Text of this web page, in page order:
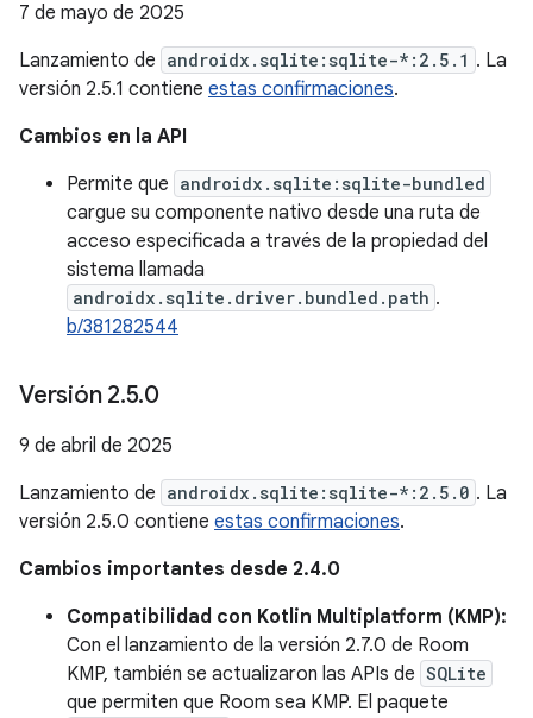
7 de mayo de 2025
Lanzamiento de androidx.sqlite:sqlite-*:2.5.1 . La
versión 2.5.1 contiene estas confirmaciones.
Cambios en la API
Permite que androidx.sqlite:sqlite-bundled
cargue su componente nativo desde una ruta de
acceso especificada a través de la propiedad del
sistema llamada
androidx.sqlite.driver.bundled.path .
b/381282544
Versión 2.5.0
9 de abril de 2025
Lanzamiento de androidx.sqlite:sqlite-*:2.5.0 . La
versión 2.5.0 contiene estas confirmaciones.
Cambios importantes desde 2.4.0
Compatibilidad con Kotlin Multiplatform (KMP):
Con el lanzamiento de la versión 2.7.0 de Room
KMP, también se actualizaron las APIs de SQLite
que permiten que Room sea KMP. El paquete